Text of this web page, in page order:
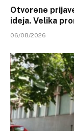
Otvorene
ideja. Velika
06/08/2026